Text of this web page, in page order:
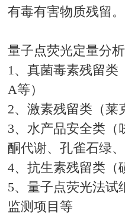
有毒有害物质残留。
量子点荧光定量分
1、真菌毒素残留类
A等）
2、激素残留类（莱
3、水产品安全类（
酮代谢、孔雀石绿
4、抗生素残留类（
5、量子点荧光法试
监测项目等